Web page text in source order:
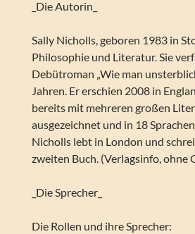
_Die Autorin_
Sally Nicholls, geboren 1983 in
Philosophie und Literatur. Sie
Debütroman „Wie man
Jahren. Er erschien 2008 in
bereits mit mehreren großen
ausgezeichnet und in 18
Nicholls lebt in London und
zweiten Buch. (Verlagsinfo, ohne
_Die Sprecher_
Die Rollen und ihre Sprecher: